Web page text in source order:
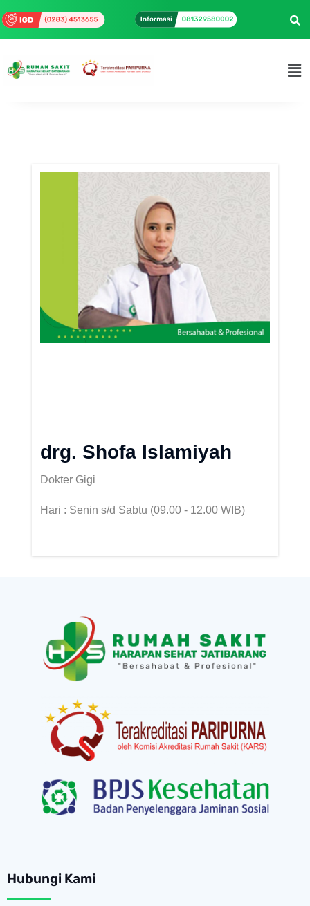
drg. Shofa Islamiyah
Dokter Gigi
Hari : Senin s/d Sabtu (09.00 - 12.00 WIB)
Hubungi Kami